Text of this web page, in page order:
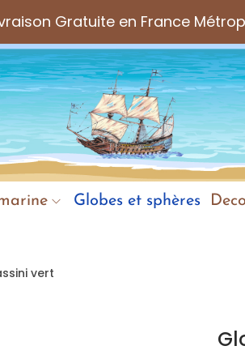
Gratuite en France
Globes et sphères
vert